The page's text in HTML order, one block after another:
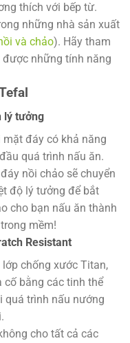
thích với bếp từ.
những nhà sản xuất
và chảo). Hãy tham
được những tính năng
lý tưởng
đáy có khả năng
quá trình nấu ăn.
nồi chảo sẽ chuyển
độ lý tưởng để bắt
cho bạn nấu ăn thành
mềm!
Resistant
chống xước Titan,
bằng các tinh thể
quá trình nấu nướng
cho tất cả các